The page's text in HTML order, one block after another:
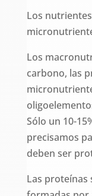
Los
Los
carbono, las
Sólo un 10-
precisamos
deben ser
Las proteínas